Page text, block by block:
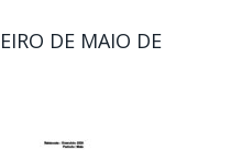
DE MAIO DE